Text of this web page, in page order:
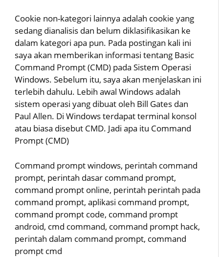
Cookie non-kategori lainnya adalah cookie yang
sedang dianalisis dan belum diklasifikasikan ke
dalam kategori apa pun. Pada postingan kali ini
saya akan memberikan informasi tentang Basic
Command Prompt (CMD) pada Sistem Operasi
Windows. Sebelum itu, saya akan menjelaskan ini
terlebih dahulu. Lebih awal Windows adalah
sistem operasi yang dibuat oleh Bill Gates dan
Paul Allen. Di Windows terdapat terminal konsol
atau biasa disebut CMD. Jadi apa itu Command
Prompt (CMD)
Command prompt windows, perintah command
prompt, perintah dasar command prompt,
command prompt online, perintah perintah pada
command prompt, aplikasi command prompt,
command prompt code, command prompt
android, cmd command, command prompt hack,
perintah dalam command prompt, command
prompt cmd